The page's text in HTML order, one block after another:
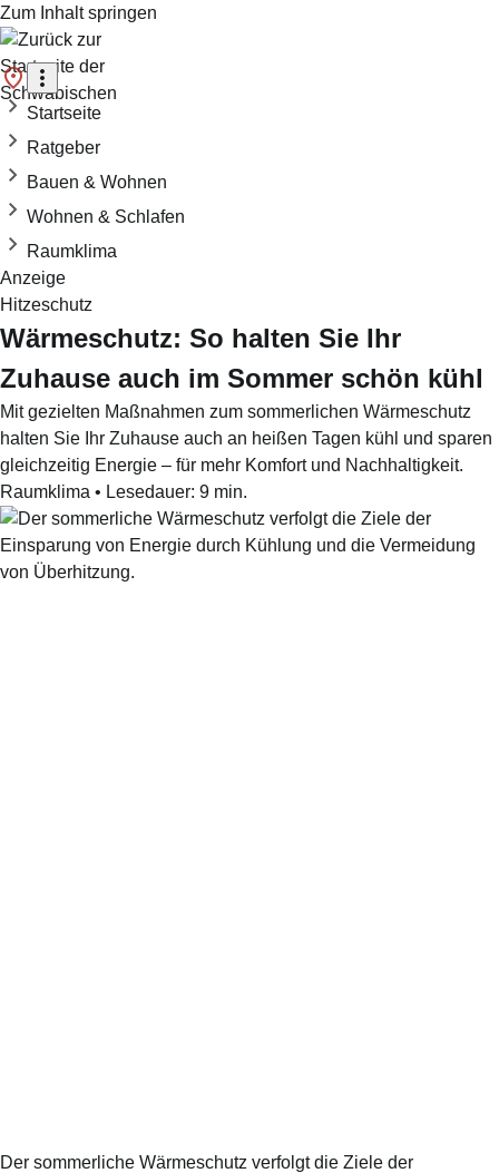
Zum Inhalt springen
Startseite
Ratgeber
Bauen & Wohnen
Wohnen & Schlafen
Raumklima
Anzeige
Hitzeschutz
Wärmeschutz: So halten Sie Ihr
Zuhause auch im Sommer schön kühl
Mit gezielten Maßnahmen zum sommerlichen Wärmeschutz
halten Sie Ihr Zuhause auch an heißen Tagen kühl und sparen
gleichzeitig Energie – für mehr Komfort und Nachhaltigkeit.
Raumklima • Lesedauer: 9 min.
Der sommerliche Wärmeschutz verfolgt die Ziele der